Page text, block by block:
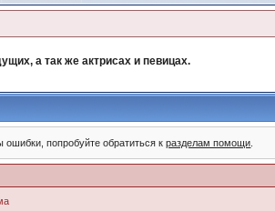
а так же актрисах и певицах.
попробуйте обратиться кразделам помощи